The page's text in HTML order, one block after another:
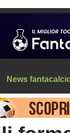
News